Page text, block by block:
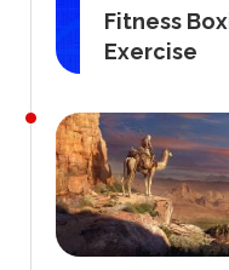
Fitness
Exercise